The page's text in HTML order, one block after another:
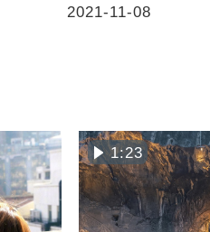
2021-11-08
1:23